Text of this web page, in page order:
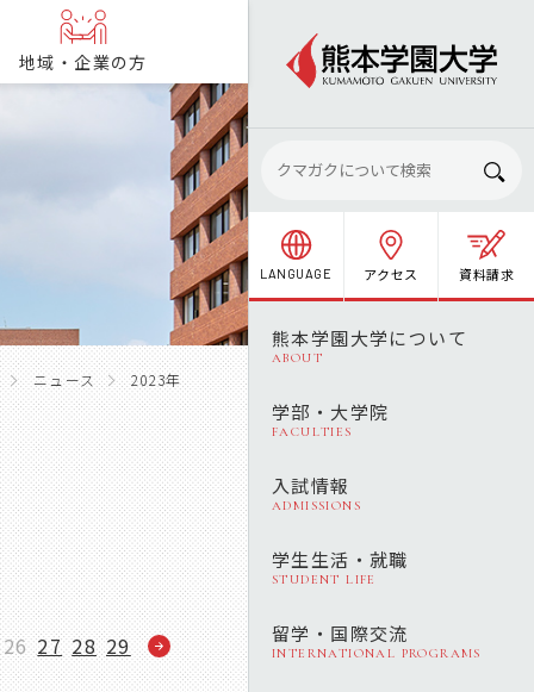
地域・企業の方
LANGUAGE アクセス 資料請求
熊本学園大学について
ABOUT
学部・大学院
FACULTIES
入試情報
ADMISSIONS
学生生活・就職
STUDENT LIFE
留学・国際交流
INTERNATIONAL PROGRAMS
ニュース 2023年
26 27 28 29